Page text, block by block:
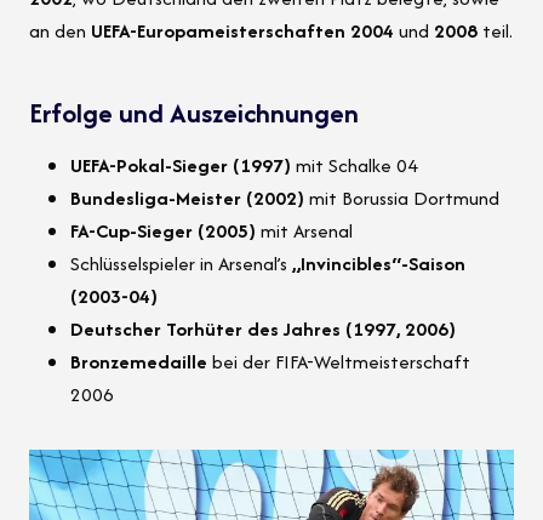
an den UEFA-Europameisterschaften 2004 und 2008 teil.
Erfolge und Auszeichnungen
UEFA-Pokal-Sieger (1997) mit Schalke 04
Bundesliga-Meister (2002) mit Borussia Dortmund
FA-Cup-Sieger (2005) mit Arsenal
Schlüsselspieler in Arsenal’s „Invincibles“-Saison
(2003-04)
Deutscher Torhüter des Jahres (1997, 2006)
Bronzemedaille bei der FIFA-Weltmeisterschaft
2006